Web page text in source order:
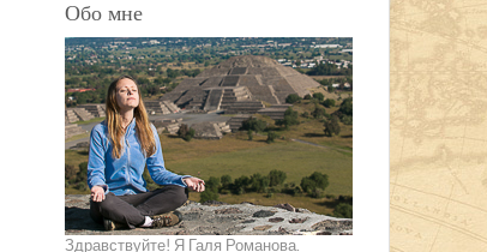
Обо мне
Здравствуйте! Я Галя Романова.